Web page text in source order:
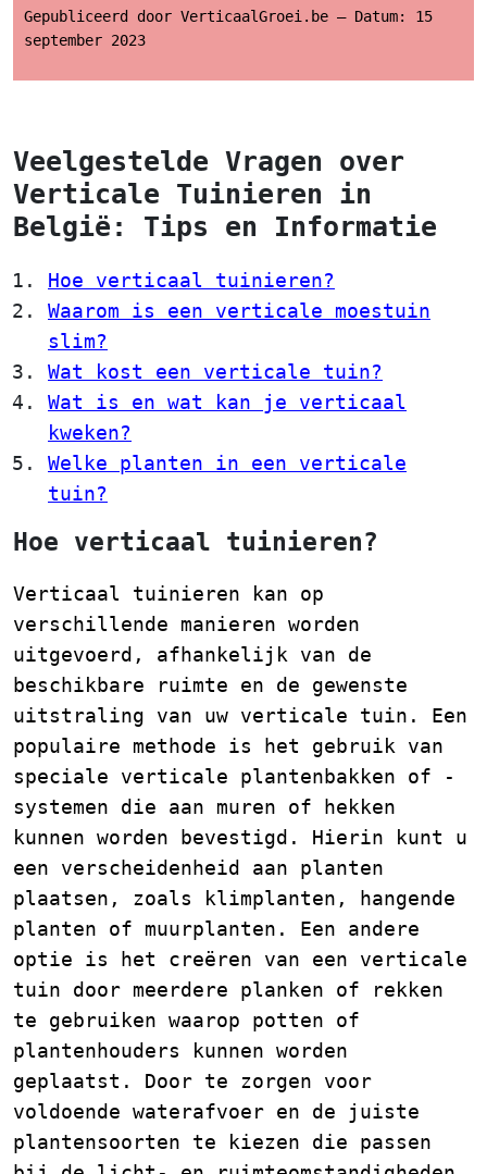
Gepubliceerd door VerticaalGroei.be – Datum: 15
september 2023
Veelgestelde Vragen over
Verticale Tuinieren in
België: Tips en Informatie
Hoe verticaal tuinieren?
Waarom is een verticale moestuin
slim?
Wat kost een verticale tuin?
Wat is en wat kan je verticaal
kweken?
Welke planten in een verticale
tuin?
Hoe verticaal tuinieren?
Verticaal tuinieren kan op
verschillende manieren worden
uitgevoerd, afhankelijk van de
beschikbare ruimte en de gewenste
uitstraling van uw verticale tuin. Een
populaire methode is het gebruik van
speciale verticale plantenbakken of -
systemen die aan muren of hekken
kunnen worden bevestigd. Hierin kunt u
een verscheidenheid aan planten
plaatsen, zoals klimplanten, hangende
planten of muurplanten. Een andere
optie is het creëren van een verticale
tuin door meerdere planken of rekken
te gebruiken waarop potten of
plantenhouders kunnen worden
geplaatst. Door te zorgen voor
voldoende waterafvoer en de juiste
plantensoorten te kiezen die passen